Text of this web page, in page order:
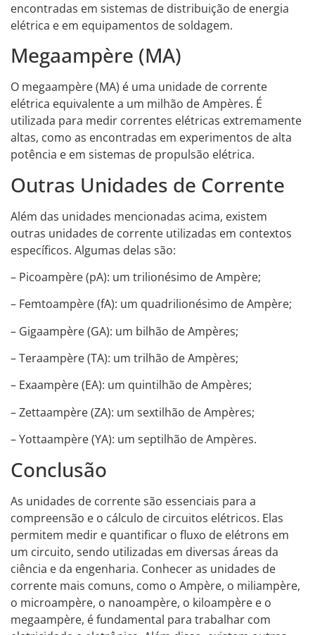
encontradas em sistemas de distribuição de energia
elétrica e em equipamentos de soldagem.
Megaampère (MA)
O megaampère (MA) é uma unidade de corrente
elétrica equivalente a um milhão de Ampères. É
utilizada para medir correntes elétricas extremamente
altas, como as encontradas em experimentos de alta
potência e em sistemas de propulsão elétrica.
Outras Unidades de Corrente
Além das unidades mencionadas acima, existem
outras unidades de corrente utilizadas em contextos
específicos. Algumas delas são:
– Picoampère (pA): um trilionésimo de Ampère;
– Femtoampère (fA): um quadrilionésimo de Ampère;
– Gigaampère (GA): um bilhão de Ampères;
– Teraampère (TA): um trilhão de Ampères;
– Exaampère (EA): um quintilhão de Ampères;
– Zettaampère (ZA): um sextilhão de Ampères;
– Yottaampère (YA): um septilhão de Ampères.
Conclusão
As unidades de corrente são essenciais para a
compreensão e o cálculo de circuitos elétricos. Elas
permitem medir e quantificar o fluxo de elétrons em
um circuito, sendo utilizadas em diversas áreas da
ciência e da engenharia. Conhecer as unidades de
corrente mais comuns, como o Ampère, o miliampère,
o microampère, o nanoampère, o kiloampère e o
megaampère, é fundamental para trabalhar com